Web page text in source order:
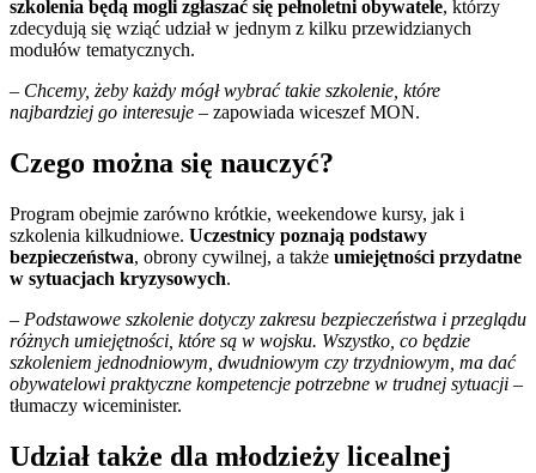
szkolenia będą mogli zgłaszać się pełnoletni obywatele, którzy
zdecydują się wziąć udział w jednym z kilku przewidzianych
modułów tematycznych.
– Chcemy, żeby każdy mógł wybrać takie szkolenie, które
najbardziej go interesuje – zapowiada wiceszef MON.
Czego można się nauczyć?
Program obejmie zarówno krótkie, weekendowe kursy, jak i
szkolenia kilkudniowe. Uczestnicy poznają podstawy
bezpieczeństwa, obrony cywilnej, a także umiejętności przydatne
w sytuacjach kryzysowych.
– Podstawowe szkolenie dotyczy zakresu bezpieczeństwa i przeglądu
różnych umiejętności, które są w wojsku. Wszystko, co będzie
szkoleniem jednodniowym, dwudniowym czy trzydniowym, ma dać
obywatelowi praktyczne kompetencje potrzebne w trudnej sytuacji –
tłumaczy wiceminister.
Udział także dla młodzieży licealnej